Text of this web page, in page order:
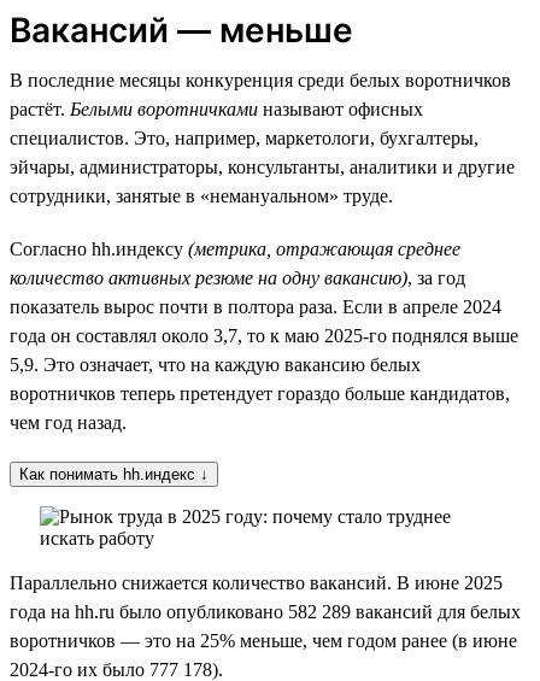
Вакансий — меньше
В последние месяцы конкуренция среди белых воротничков
растёт. Белыми воротничками называют офисных
специалистов. Это, например, маркетологи, бухгалтеры,
эйчары, администраторы, консультанты, аналитики и другие
сотрудники, занятые в «немануальном» труде.
Согласно hh.индексу (метрика, отражающая среднее
количество активных резюме на одну вакансию), за год
показатель вырос почти в полтора раза. Если в апреле 2024
года он составлял около 3,7, то к маю 2025-го поднялся выше
5,9. Это означает, что на каждую вакансию белых
воротничков теперь претендует гораздо больше кандидатов,
чем год назад.
Как понимать hh.индекс ↓
Параллельно снижается количество вакансий. В июне 2025
года на hh.ru было опубликовано 582 289 вакансий для белых
воротничков — это на 25% меньше, чем годом ранее (в июне
2024-го их было 777 178).